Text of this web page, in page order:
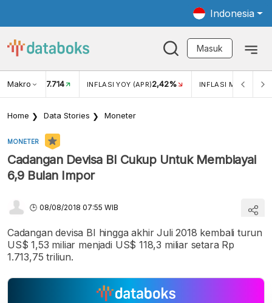
Indonesia
Masuk
Makro
USD/IDR 17.714 INFLASI YOY (APR)2,42% INFLASI MOM (APR)
Home Data Stories Moneter
MONETER
Cadangan Devisa BI Cukup Untuk Membiayai
6,9 Bulan Impor
08/08/2018 07:55 WIB
Cadangan devisa BI hingga akhir Juli 2018 kembali turun
US$ 1,53 miliar menjadi US$ 118,3 miliar setara Rp
1.713,75 triliun.